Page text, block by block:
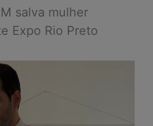
salva mulher
Expo Rio Preto